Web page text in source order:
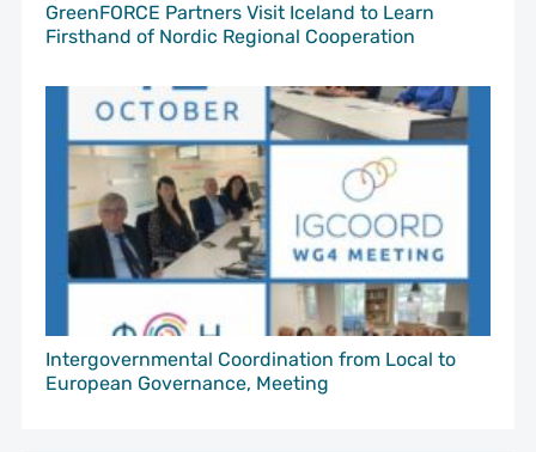
GreenFORCE Partners Visit Iceland to Learn
Firsthand of Nordic Regional Cooperation
Intergovernmental Coordination from Local to
European Governance, Meeting